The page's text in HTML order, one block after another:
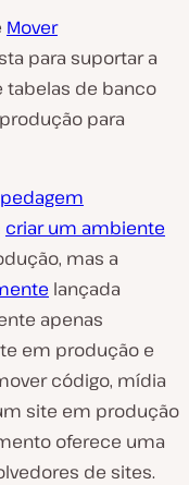
Mover
para suportar a
tabelas de banco
para
criar um ambiente
mas a
lançada
apenas
em produção e
código, mídia
site em produção
oferece uma
de sites.